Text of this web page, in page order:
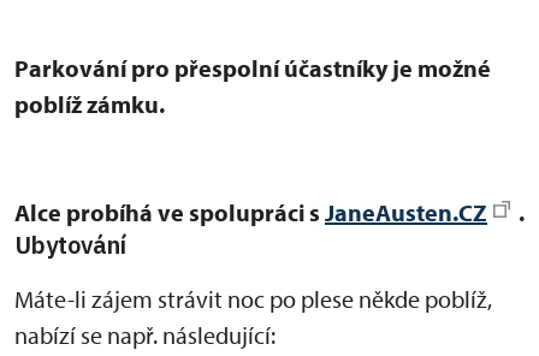
Parkování pro přespolní účastníky je možné
poblíž zámku.
Alce probíhá ve spolupráci s JaneAusten.CZ .
Ubytování
Máte-li zájem strávit noc po plese někde poblíž,
nabízí se např. následující: